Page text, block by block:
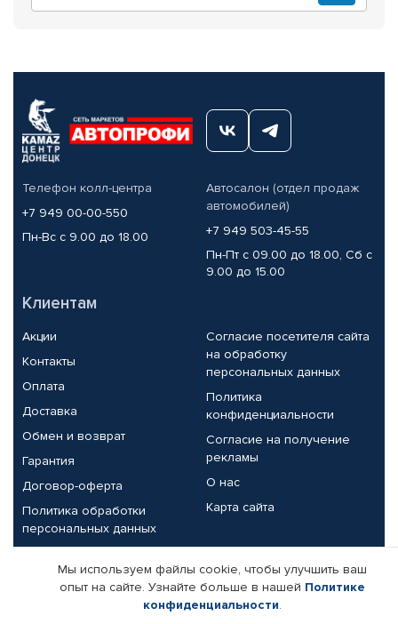
Телефон колл-центра
+7 949 00-00-550
Пн-Вс с 9.00 до 18.00
Автосалон (отдел продаж
автомобилей)
+7 949 503-45-55
Пн-Пт с 09.00 до 18.00, Сб с
9.00 до 15.00
Клиентам
Акции
Контакты
Оплата
Доставка
Обмен и возврат
Гарантия
Договор-оферта
Политика обработки
персональных данных
Согласие посетителя сайта
на обработку
персональных данных
Политика
конфиденциальности
Согласие на получение
рекламы
О нас
Карта сайта
Партнерам
Корпоративным клиентам
Реквизиты компании
Мы используем файлы cookie, чтобы улучшить ваш
опыт на сайте. Узнайте больше в нашей Политике
конфиденциальности.